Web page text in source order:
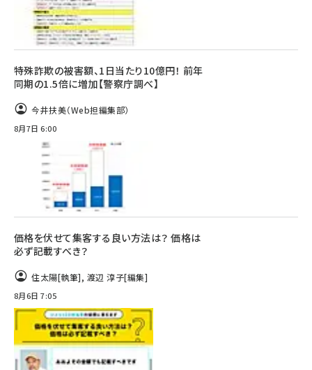
特殊詐欺の被害額、1日当たり10億円！ 前年
同期の1.5倍に増加【警察庁調べ】
今井扶美（Web担編集部）
8月7日 6:00
価格を伏せて集客する良い方法は？ 価格は
必ず記載すべき？
住太陽[執筆], 渡辺 淳子[編集]
8月6日 7:05